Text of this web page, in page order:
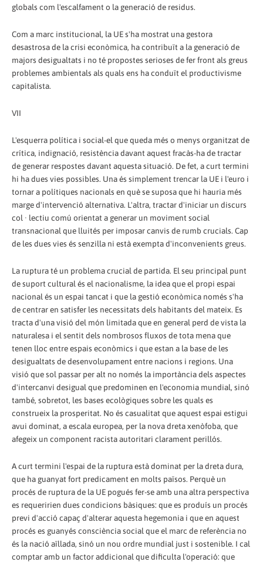
globals com l'escalfament o la generació de residus.
Com a marc institucional, la UE s'ha mostrat una gestora
desastrosa de la crisi econòmica, ha contribuït a la generació de
majors desigualtats i no té propostes serioses de fer front als greus
problemes ambientals als quals ens ha conduït el productivisme
capitalista.
VII
L'esquerra política i social-el que queda més o menys organitzat de
crítica, indignació, resistència davant aquest fracàs-ha de tractar
de generar respostes davant aquesta situació. De fet, a curt termini
hi ha dues vies possibles. Una és simplement trencar la UE i l'euro i
tornar a polítiques nacionals en què se suposa que hi hauria més
marge d'intervenció alternativa. L'altra, tractar d'iniciar un discurs
col · lectiu comú orientat a generar un moviment social
transnacional que lluités per imposar canvis de rumb crucials. Cap
de les dues vies és senzilla ni està exempta d'inconvenients greus.
La ruptura té un problema crucial de partida. El seu principal punt
de suport cultural és el nacionalisme, la idea que el propi espai
nacional és un espai tancat i que la gestió econòmica només s'ha
de centrar en satisfer les necessitats dels habitants del mateix. Es
tracta d'una visió del món limitada que en general perd de vista la
naturalesa i el sentit dels nombrosos fluxos de tota mena que
tenen lloc entre espais econòmics i que estan a la base de les
desigualtats de desenvolupament entre nacions i regions. Una
visió que sol passar per alt no només la importància dels aspectes
d'intercanvi desigual que predominen en l'economia mundial, sinó
també, sobretot, les bases ecològiques sobre les quals es
construeix la prosperitat. No és casualitat que aquest espai estigui
avui dominat, a escala europea, per la nova dreta xenòfoba, que
afegeix un component racista autoritari clarament perillós.
A curt termini l'espai de la ruptura està dominat per la dreta dura,
que ha guanyat fort predicament en molts països. Perquè un
procés de ruptura de la UE pogués fer-se amb una altra perspectiva
es requeririen dues condicions bàsiques: que es produís un procés
previ d'acció capaç d'alterar aquesta hegemonia i que en aquest
procés es guanyés consciència social que el marc de referència no
és la nació aïllada, sinó un nou ordre mundial just i sostenible. I cal
comptar amb un factor addicional que dificulta l'operació: que